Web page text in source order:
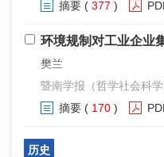
摘要 ( 377 )
环境规制对工业企业
樊兰
暨南学报（哲学社会科
摘要 ( 170 )
历史